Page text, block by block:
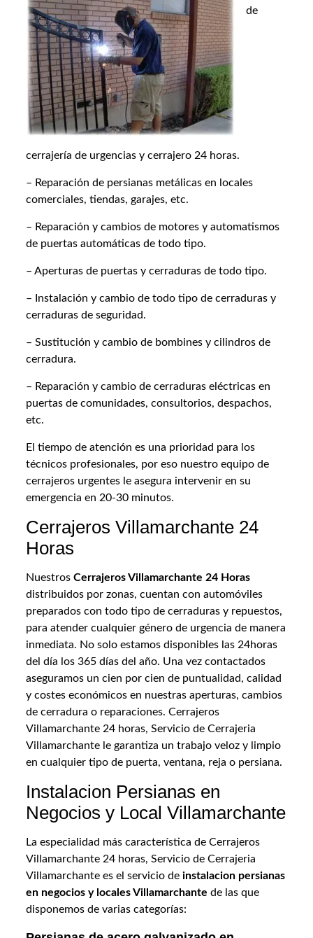
de
cerrajería de urgencias y cerrajero 24 horas.
– Reparación de persianas metálicas en locales
comerciales, tiendas, garajes, etc.
– Reparación y cambios de motores y automatismos
de puertas automáticas de todo tipo.
– Aperturas de puertas y cerraduras de todo tipo.
– Instalación y cambio de todo tipo de cerraduras y
cerraduras de seguridad.
– Sustitución y cambio de bombines y cilindros de
cerradura.
– Reparación y cambio de cerraduras eléctricas en
puertas de comunidades, consultorios, despachos,
etc.
El tiempo de atención es una prioridad para los
técnicos profesionales, por eso nuestro equipo de
cerrajeros urgentes le asegura intervenir en su
emergencia en 20-30 minutos.
Cerrajeros Villamarchante 24
Horas
NuestrosCerrajeros Villamarchante 24 Horas
distribuidos por zonas, cuentan con automóviles
preparados con todo tipo de cerraduras y repuestos,
para atender cualquier género de urgencia de manera
inmediata. No solo estamos disponibles las 24horas
del día los 365 días del año. Una vez contactados
aseguramos un cien por cien de puntualidad, calidad
y costes económicos en nuestras aperturas, cambios
de cerradura o reparaciones. Cerrajeros
Villamarchante 24 horas, Servicio de Cerrajeria
Villamarchante le garantiza un trabajo veloz y limpio
en cualquier tipo de puerta, ventana, reja o persiana.
Instalacion Persianas en
Negocios y Local Villamarchante
La especialidad más característica de Cerrajeros
Villamarchante 24 horas, Servicio de Cerrajeria
Villamarchante es el servicio deinstalacion persianas
en negocios y locales Villamarchante de las que
disponemos de varias categorías: